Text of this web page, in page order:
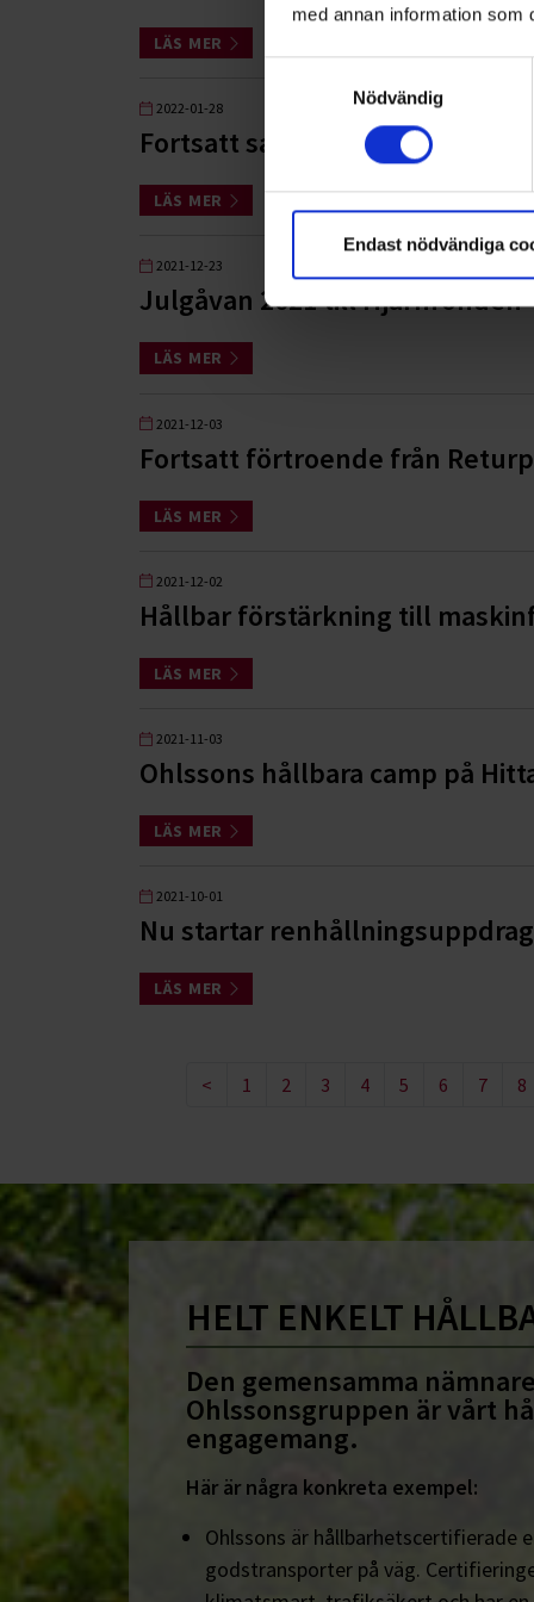
med annan information som
Nödvändig
Endast nödvändiga
LÄS MER
2022-01-28
Fortsatt samarbete med Skånela
LÄS MER
2021-12-23
Julgåvan 2021 till Hjärnfonden
LÄS MER
2021-12-03
Fortsatt förtroende från
LÄS MER
2021-12-02
Hållbar förstärkning till
LÄS MER
2021-11-03
Ohlssons hållbara camp på
LÄS MER
2021-10-01
Nu startar
LÄS MER
< 1 2 3 4 5 6 7 8
HELT ENKELT
Den gemensamma
Ohlssonsgruppen är vårt
engagemang.
Här är några konkreta exempel:
Ohlssons är hållbarhetscertifierade
godstransporter på väg.